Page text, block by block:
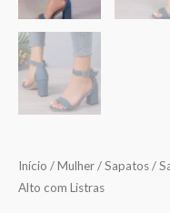
Início /Mulher/Sapatos/
Alto com Listras